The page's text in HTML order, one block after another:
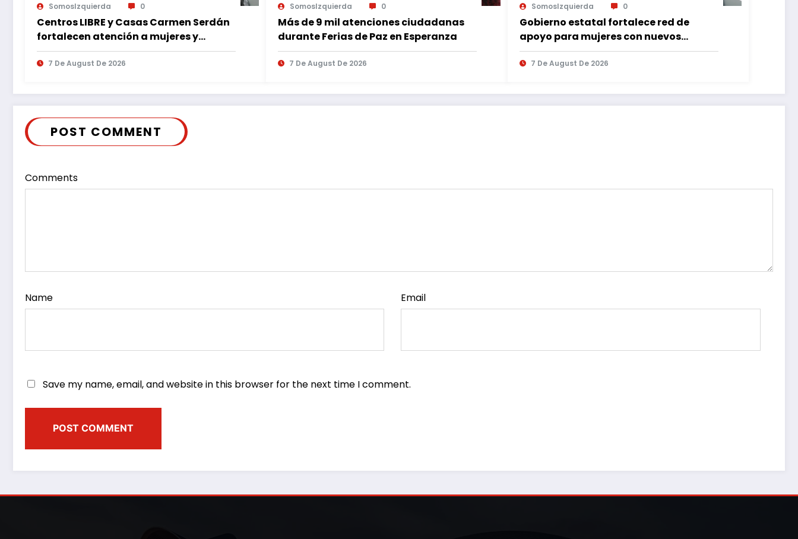
SomosIzquierda 0
Centros LIBRE y Casas Carmen Serdán
fortalecen atención a mujeres y
reducen feminicidio en Puebla
7 De August De 2026
SomosIzquierda 0
Más de 9 mil atenciones ciudadanas
durante Ferias de Paz en Esperanza
7 De August De 2026
SomosIzquierda 0
Gobierno estatal fortalece red de
apoyo para mujeres con nuevos
espacios de atención en Puebla
7 De August De 2026
POST COMMENT
Comments
Name Email
Save my name, email, and website in this browser for the next time I comment.